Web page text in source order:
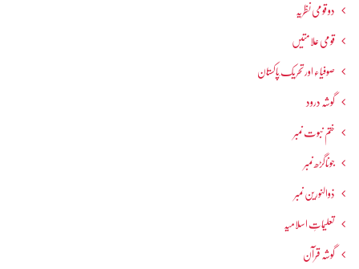
دو قومی نظریہ
قومی علامتیں
صوفیاء اور تحریک ِپاکستان
گوشہ درود
ختم نبوت نمبر
جوناگڑھ نمبر
ذوالنورین نمبر
تعلیماتِ اسلامیہ
گوشہ قرآن